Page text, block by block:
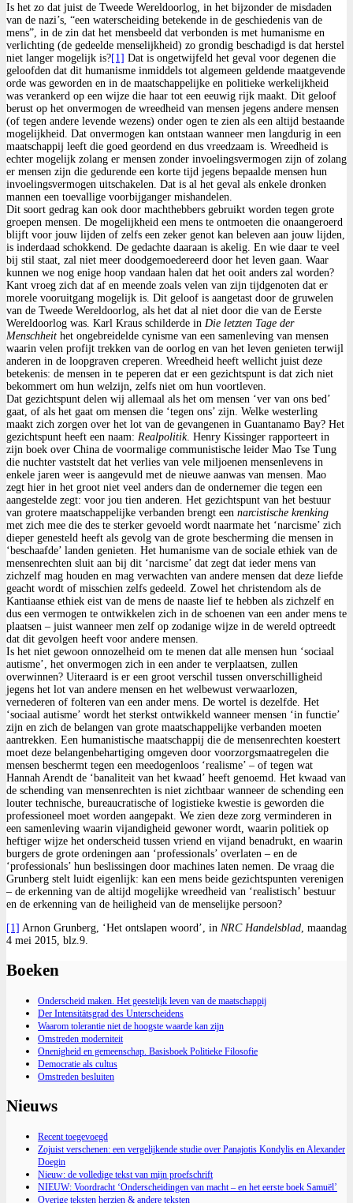
Is het zo dat juist de Tweede Wereldoorlog, in het bijzonder de misdaden
van de nazi’s, “een waterscheiding betekende in de geschiedenis van de
mens”, in de zin dat het mensbeeld dat verbonden is met humanisme en
verlichting (de gedeelde menselijkheid) zo grondig beschadigd is dat herstel
niet langer mogelijk is?[1] Dat is ongetwijfeld het geval voor degenen die
geloofden dat dit humanisme inmiddels tot algemeen geldende maatgevende
orde was geworden en in de maatschappelijke en politieke werkelijkheid
was verankerd op een wijze die haar tot een eeuwig rijk maakt. Dit geloof
berust op het onvermogen de wreedheid van mensen jegens andere mensen
(of tegen andere levende wezens) onder ogen te zien als een altijd bestaande
mogelijkheid. Dat onvermogen kan ontstaan wanneer men langdurig in een
maatschappij leeft die goed geordend en dus vreedzaam is. Wreedheid is
echter mogelijk zolang er mensen zonder invoelingsvermogen zijn of zolang
er mensen zijn die gedurende een korte tijd jegens bepaalde mensen hun
invoelingsvermogen uitschakelen. Dat is al het geval als enkele dronken
mannen een toevallige voorbijganger mishandelen.
Dit soort gedrag kan ook door machthebbers gebruikt worden tegen grote
groepen mensen. De mogelijkheid een mens te ontmoeten die onaangeroerd
blijft voor jouw lijden of zelfs een zeker genot kan beleven aan jouw lijden,
is inderdaad schokkend. De gedachte daaraan is akelig. En wie daar te veel
bij stil staat, zal niet meer doodgemoedereerd door het leven gaan. Waar
kunnen we nog enige hoop vandaan halen dat het ooit anders zal worden?
Kant vroeg zich dat af en meende zoals velen van zijn tijdgenoten dat er
morele vooruitgang mogelijk is. Dit geloof is aangetast door de gruwelen
van de Tweede Wereldoorlog, als het dat al niet door die van de Eerste
Wereldoorlog was. Karl Kraus schilderde in Die letzten Tage der
Menschheit het ongebreidelde cynisme van een samenleving van mensen
waarin velen profijt trekken van de oorlog en van het leven genieten terwijl
anderen in de loopgraven creperen. Wreedheid heeft wellicht juist deze
betekenis: de mensen in te peperen dat er een gezichtspunt is dat zich niet
bekommert om hun welzijn, zelfs niet om hun voortleven.
Dat gezichtspunt delen wij allemaal als het om mensen ‘ver van ons bed’
gaat, of als het gaat om mensen die ‘tegen ons’ zijn. Welke westerling
maakt zich zorgen over het lot van de gevangenen in Guantanamo Bay? Het
gezichtspunt heeft een naam: Realpolitik. Henry Kissinger rapporteert in
zijn boek over China de voormalige communistische leider Mao Tse Tung
die nuchter vaststelt dat het verlies van vele miljoenen mensenlevens in
enkele jaren weer is aangevuld met de nieuwe aanwas van mensen. Mao
zegt hier in het groot niet veel anders dan de ondernemer die tegen een
aangestelde zegt: voor jou tien anderen. Het gezichtspunt van het bestuur
van grotere maatschappelijke verbanden brengt een narcistische krenking
met zich mee die des te sterker gevoeld wordt naarmate het ‘narcisme’ zich
dieper genesteld heeft als gevolg van de grote bescherming die mensen in
‘beschaafde’ landen genieten. Het humanisme van de sociale ethiek van de
mensenrechten sluit aan bij dit ‘narcisme’ dat zegt dat ieder mens van
zichzelf mag houden en mag verwachten van andere mensen dat deze liefde
geacht wordt of misschien zelfs gedeeld. Zowel het christendom als de
Kantiaanse ethiek eist van de mens de naaste lief te hebben als zichzelf en
dus een vermogen te ontwikkelen zich in de schoenen van een ander mens te
plaatsen – juist wanneer men zelf op zodanige wijze in de wereld optreedt
dat dit gevolgen heeft voor andere mensen.
Is het niet gewoon onnozelheid om te menen dat alle mensen hun ‘sociaal
autisme’, het onvermogen zich in een ander te verplaatsen, zullen
overwinnen? Uiteraard is er een groot verschil tussen onverschilligheid
jegens het lot van andere mensen en het welbewust verwaarlozen,
vernederen of folteren van een ander mens. De wortel is dezelfde. Het
‘sociaal autisme’ wordt het sterkst ontwikkeld wanneer mensen ‘in functie’
zijn en zich de belangen van grote maatschappelijke verbanden moeten
aantrekken. Een humanistische maatschappij die de mensenrechten koestert
moet deze belangenbehartiging omgeven door voorzorgsmaatregelen die
mensen beschermt tegen een meedogenloos ‘realisme’ – of tegen wat
Hannah Arendt de ‘banaliteit van het kwaad’ heeft genoemd. Het kwaad van
de schending van mensenrechten is niet zichtbaar wanneer de schending een
louter technische, bureaucratische of logistieke kwestie is geworden die
professioneel moet worden aangepakt. We zien deze zorg verminderen in
een samenleving waarin vijandigheid gewoner wordt, waarin politiek op
heftiger wijze het onderscheid tussen vriend en vijand benadrukt, en waarin
burgers de grote ordeningen aan ‘professionals’ overlaten – en de
‘professionals’ hun beslissingen door machines laten nemen. De vraag die
Grunberg stelt luidt eigenlijk: kan een mens beide gezichtspunten verenigen
– de erkenning van de altijd mogelijke wreedheid van ‘realistisch’ bestuur
en de erkenning van de heiligheid van de menselijke persoon?
[1] Arnon Grunberg, ‘Het ontslapen woord’, in NRC Handelsblad , maandag
4 mei 2015, blz.9.
Boeken
Onderscheid maken. Het geestelijk leven van de maatschappij
Der Intensitätsgrad des Unterscheidens
Waarom tolerantie niet de hoogste waarde kan zijn
Omstreden moderniteit
Onenigheid en gemeenschap. Basisboek Politieke Filosofie
Democratie als cultus
Omstreden besluiten
Nieuws
Recent toegevoegd
Zojuist verschenen: een vergelijkende studie over Panajotis Kondylis en Alexander
Doegin
Nieuw: de volledige tekst van mijn proefschrift
NIEUW: Voordracht ‘Onderscheidingen van macht – en het eerste boek Samuël’
Overige teksten herzien & andere teksten